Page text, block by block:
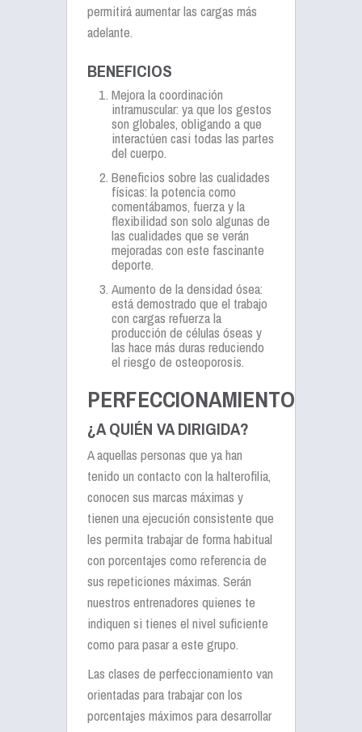
permitirá aumentar las cargas más
adelante.
BENEFICIOS
Mejora la coordinación
intramuscular: ya que los gestos
son globales, obligando a que
interactúen casi todas las partes
del cuerpo.
Beneficios sobre las cualidades
físicas: la potencia como
comentábamos, fuerza y la
flexibilidad son solo algunas de
las cualidades que se verán
mejoradas con este fascinante
deporte.
Aumento de la densidad ósea:
está demostrado que el trabajo
con cargas refuerza la
producción de células óseas y
las hace más duras reduciendo
el riesgo de osteoporosis.
PERFECCIONAMIENTO
¿A QUIÉN VA DIRIGIDA?
A aquellas personas que ya han
tenido un contacto con la halterofilia,
conocen sus marcas máximas y
tienen una ejecución consistente que
les permita trabajar de forma habitual
con porcentajes como referencia de
sus repeticiones máximas. Serán
nuestros entrenadores quienes te
indiquen si tienes el nivel suficiente
como para pasar a este grupo.
Las clases de perfeccionamiento van
orientadas para trabajar con los
porcentajes máximos para desarrollar